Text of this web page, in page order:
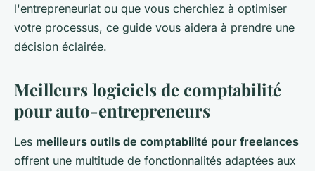
l'entrepreneuriat ou que vous cherchiez à optimiser
votre processus, ce guide vous aidera à prendre une
décision éclairée.
Meilleurs logiciels de comptabilité
pour auto-entrepreneurs
Les meilleurs outils de comptabilité pour freelances
offrent une multitude de fonctionnalités adaptées aux